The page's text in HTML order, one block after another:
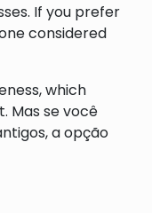
If you prefer
considered
which
Mas se você
a opção